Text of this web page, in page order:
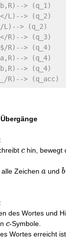
> (q_1)
L)--> (q_2)
> (q_2)
R)--> (q_3)
R)--> (q_4)
> (q_4)
> (q_4)
R)--> (q_acc)
:
c
chin, bewegt
Zeichen a
a und b
b
:
des Wortes und
c
c-Symbole.
Wortes erreicht